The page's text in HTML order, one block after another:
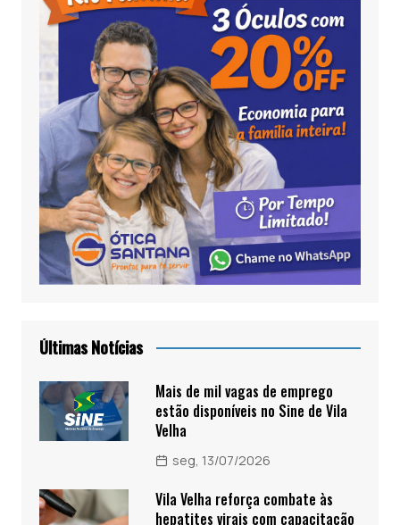
Últimas Notícias
Mais de mil vagas de emprego
estão disponíveis no Sine de Vila
Velha
seg, 13/07/2026
Vila Velha reforça combate às
hepatites virais com capacitação